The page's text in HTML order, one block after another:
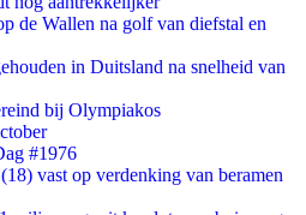
de Wallen na golf van diefstal en
in Duitsland na snelheid van
bij Olympiakos
#1976
vast op verdenking van beramen